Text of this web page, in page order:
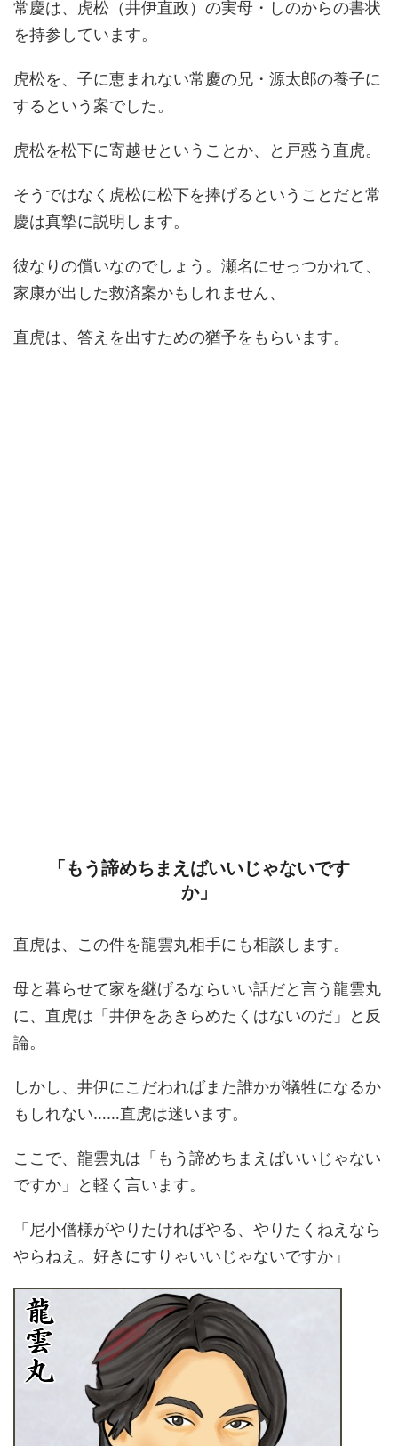
常慶は、虎松（井伊直政）の実母・しのからの書状
を持参しています。
虎松を、子に恵まれない常慶の兄・源太郎の養子に
するという案でした。
虎松を松下に寄越せということか、と戸惑う直虎。
そうではなく虎松に松下を捧げるということだと常
慶は真摯に説明します。
彼なりの償いなのでしょう。瀬名にせっつかれて、
家康が出した救済案かもしれません、
直虎は、答えを出すための猶予をもらいます。
「もう諦めちまえばいいじゃないです
か」
直虎は、この件を龍雲丸相手にも相談します。
母と暮らせて家を継げるならいい話だと言う龍雲丸
に、直虎は「井伊をあきらめたくはないのだ」と反
論。
しかし、井伊にこだわればまた誰かが犠牲になるか
もしれない……直虎は迷います。
ここで、龍雲丸は「もう諦めちまえばいいじゃない
ですか」と軽く言います。
「尼小僧様がやりたければやる、やりたくねえなら
やらねえ。好きにすりゃいいじゃないですか」